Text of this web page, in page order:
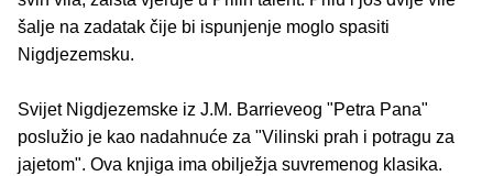
šalje na zadatak čije bi ispunjenje moglo spasiti
Nigdjezemsku.
Svijet Nigdjezemske iz J.M. Barrieveog "Petra Pana"
poslužio je kao nadahnuće za "Vilinski prah i potragu za
jajetom". Ova knjiga ima obilježja suvremenog klasika.